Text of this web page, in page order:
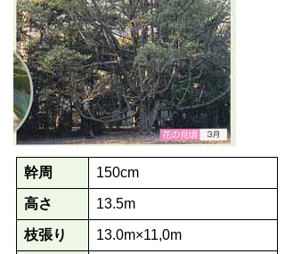
幹周 150cm
高さ 13.5m
枝張り 13.0m×11,0m